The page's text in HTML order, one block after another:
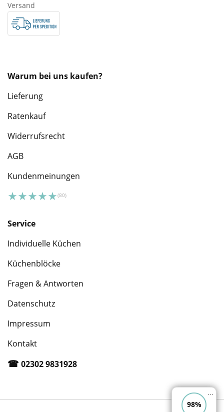
Versand
Warum bei uns kaufen?
Lieferung
Ratenkauf
Widerrufsrecht
AGB
Kundenmeinungen
Service
Individuelle Küchen
Küchenblöcke
Fragen & Antworten
Datenschutz
Impressum
Kontakt
☎︎ 02302 9831928
...
98%